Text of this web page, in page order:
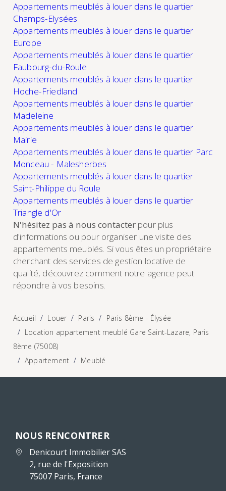
Appartements meublés à louer dans le quartier
Champs-Elysées
Appartements meublés à louer dans le quartier
Europe
Appartements meublés à louer dans le quartier
Faubourg-du-Roule
Appartements meublés à louer dans le quartier
Hoche-Friedland
Appartements meublés à louer dans le quartier
Madeleine
Appartements meublés à louer dans le quartier
Mairie
Appartements meublés à louer dans le quartier Parc
Monceau - Malesherbes
Appartements meublés à louer dans le quartier
Saint-Philippe du Roule
Appartements meublés à louer dans le quartier
Triangle d'Or
N'hésitez pas à nous contacterpour plus
d'informations ou pour organiser une visite des
appartements meublés. Si vous êtes un propriétaire
cherchant des services de gestion locative de
qualité, découvrez comment notre agence peut
répondre à vos besoins.
Accueil Louer Paris
Paris 8ème - Élysée
Location appartement meublé Gare Saint-Lazare, Paris
8ème (75008)
Appartement
Meublé
NOUS RENCONTRER
Denicourt Immobilier SAS
2, rue de l'Exposition
75007 Paris, France